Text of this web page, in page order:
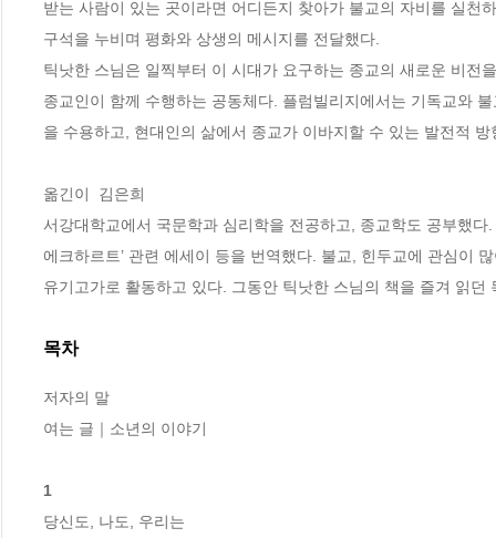
받는 사람이 있는 곳이라면 어디든지 찾아가 불교의 자비를 실
구석을 누비며 평화와 상생의 메시지를 전달했다.
틱낫한 스님은 일찍부터 이 시대가 요구하는 종교의 새로운 비
종교인이 함께 수행하는 공동체다. 플럼빌리지에서는 기독교와
을 수용하고, 현대인의 삶에서 종교가 이바지할 수 있는 발전적
옮긴이  김은희
서강대학교에서 국문학과 심리학을 전공하고, 종교학도 공부했
에크하르트’ 관련 에세이 등을 번역했다. 불교, 힌두교에 관심이
목차
저자의 말
여는 글｜소년의 이야기
1
당신도, 나도, 우리는